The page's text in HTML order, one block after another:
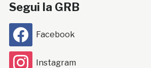
Segui la GRB
Facebook
Instagram